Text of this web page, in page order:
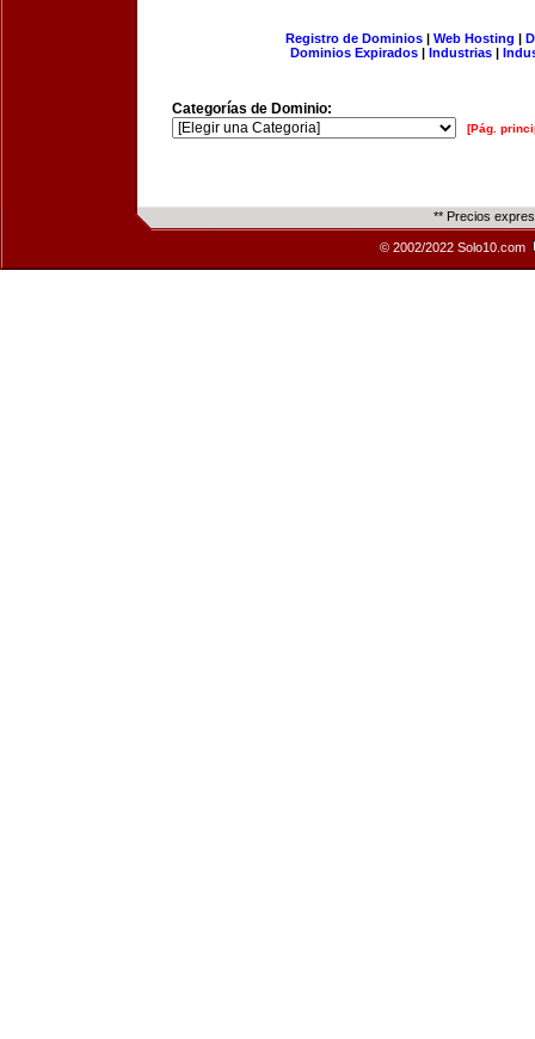
Registro de Dominios| Web Hosting |
Dominios Expirados | Industrias |
Categorías de Dominio:
[Pág.
** Precios
© 2002/2022 Solo10.com